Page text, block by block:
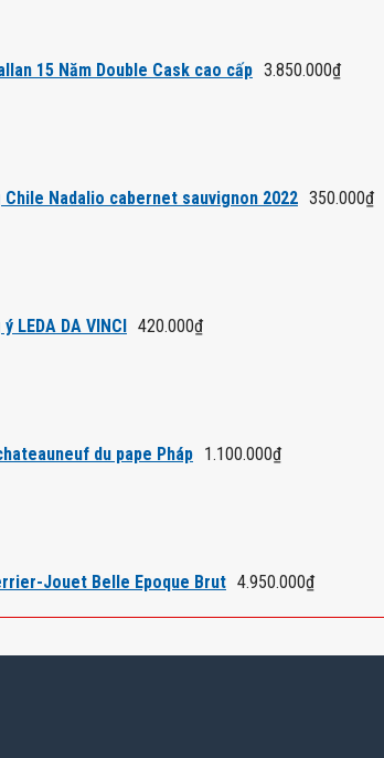
15 Năm Double Cask cao cấp 3.850.000₫
Chile Nadalio cabernet sauvignon 2022 350.000₫
LEDA DA VINCI 420.000₫
du pape Pháp 1.100.000₫
Jouet Belle Epoque Brut 4.950.000₫